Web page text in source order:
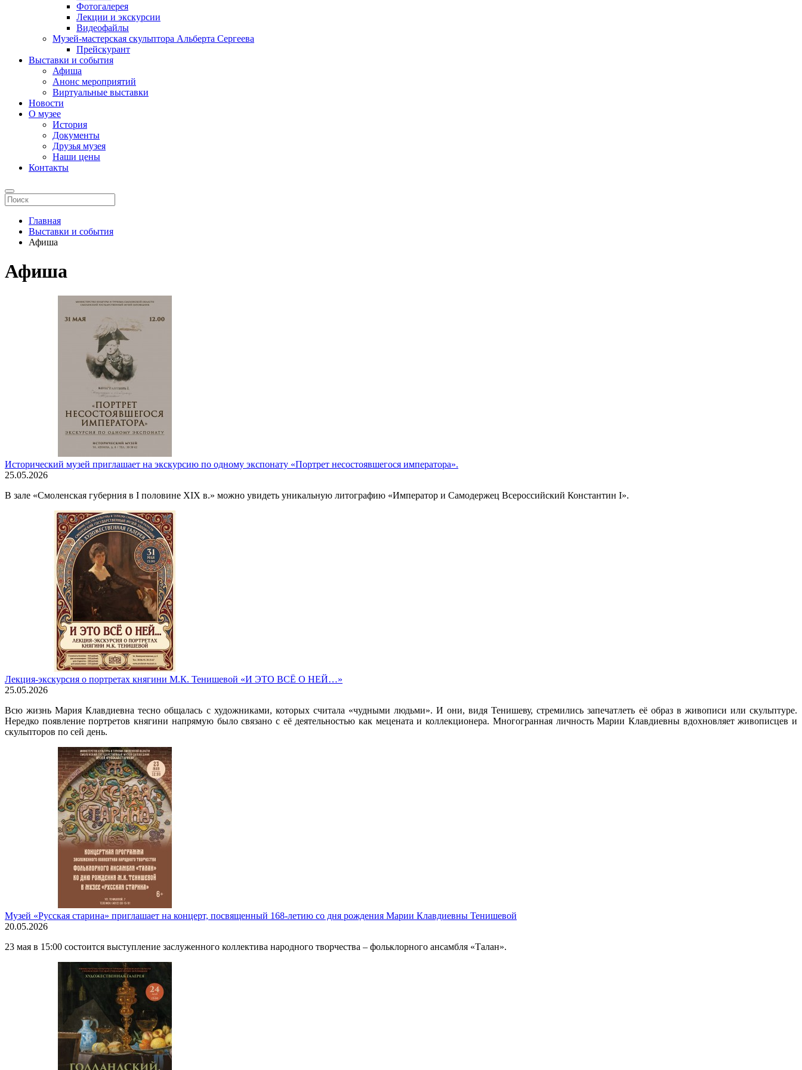
Фотогалерея
Лекции и экскурсии
Видеофайлы
Музей-мастерская скульптора Альберта Сергеева
Прейскурант
Выставки и события
Афиша
Анонс мероприятий
Виртуальные выставки
Новости
О музее
История
Документы
Друзья музея
Наши цены
Контакты
Главная
Выставки и события
Афиша
Афиша
Исторический музей приглашает на экскурсию по одному экспонату «Портрет несостоявшегося императора».
25.05.2026
В зале «Смоленская губерния в I половине XIX в.» можно увидеть уникальную литографию «Император и Самодержец Всероссийский Константин I».
Лекция-экскурсия о портретах княгини М.К. Тенишевой «И ЭТО ВСЁ О НЕЙ…»
25.05.2026
Всю жизнь Мария Клавдиевна тесно общалась с художниками, которых считала «чудными людьми». И они, видя Тенишеву, стремились запечатлеть её образ в живописи или скульптуре.
Нередко появление портретов княгини напрямую было связано с её деятельностью как мецената и коллекционера. Многогранная личность Марии Клавдиевны вдохновляет живописцев и
скульпторов по сей день.
Музей «Русская старина» приглашает на концерт, посвященный 168-летию со дня рождения Марии Клавдиевны Тенишевой
20.05.2026
23 мая в 15:00 состоится выступление заслуженного коллектива народного творчества – фольклорного ансамбля «Талан».